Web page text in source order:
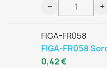
− +
FIGA-FR058
FIGA-FR058
0,42 €